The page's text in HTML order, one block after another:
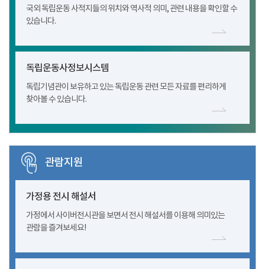
국외 독립운동 사적지들의 위치와 역사적 의미, 관련 내용을 확인할 수
있습니다.
독립운동사정보시스템
독립기념관이 보유하고 있는 독립운동 관련 모든 자료를 편리하게
찾아볼 수 있습니다.
관람지원
가정용 전시 해설서
가정에서 사이버전시관을 보면서 전시 해설서를 이용해 의미있는
관람을 즐겨보세요!